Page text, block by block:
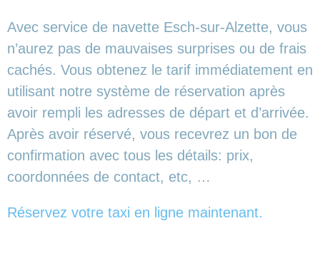
Avec service de navette Esch-sur-Alzette, vous
n’aurez pas de mauvaises surprises ou de frais
cachés. Vous obtenez le tarif immédiatement en
utilisant notre système de réservation après
avoir rempli les adresses de départ et d’arrivée.
Après avoir réservé, vous recevrez un bon de
confirmation avec tous les détails: prix,
coordonnées de contact, etc, …
Réservez votre taxi en ligne maintenant.